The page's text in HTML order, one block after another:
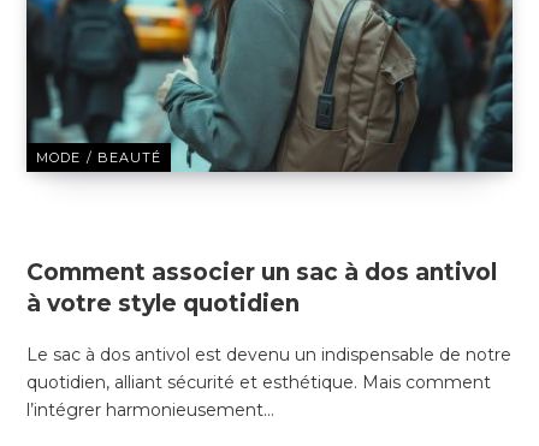
MODE / BEAUTÉ
Comment associer un sac à dos antivol
à votre style quotidien
Le sac à dos antivol est devenu un indispensable de notre
quotidien, alliant sécurité et esthétique. Mais comment
l’intégrer harmonieusement…